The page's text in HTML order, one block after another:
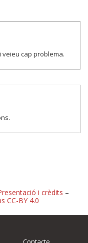
cap problema.
o
i crèdits –
CC-BY 4.0